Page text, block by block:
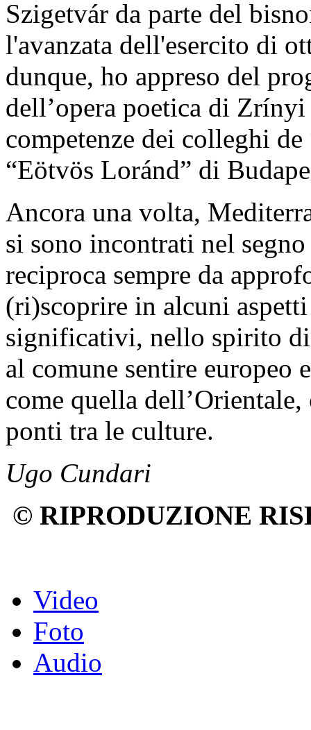
Szigetvár da parte del
l'avanzata dell'esercito di
dunque, ho appreso del
dell’opera poetica di
competenze dei colleghi
“Eötvös Loránd” di
Ancora una volta,
si sono incontrati nel
reciproca sempre da
(ri)scoprire in alcuni
significativi, nello spirito di
al comune sentire europeo
come quella
ponti tra le culture.
Ugo Cundari
© RIPRODUZIONE
Video
Foto
Audio